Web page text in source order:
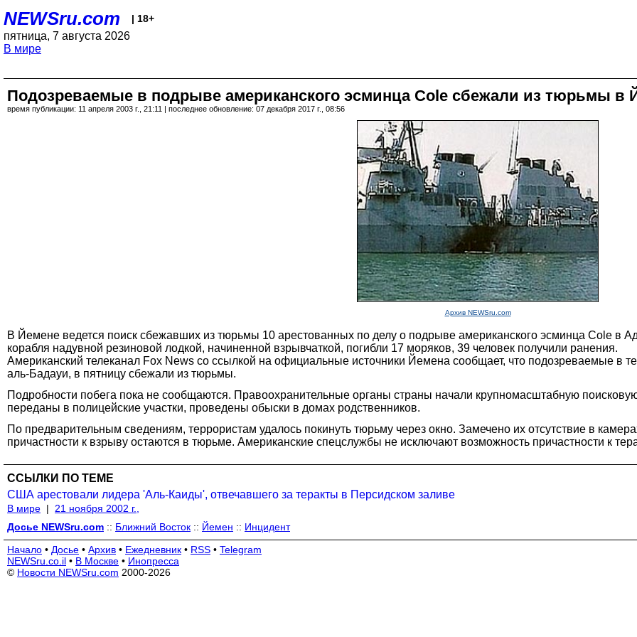
NEWSru.com | 18+
пятница, 7 августа 2026
В мире
Подозреваемые в подрыве американского эсминца Cole сбежали из тюрьмы в
время публикации: 11 апреля 2003 г., 21:11 | последнее обновление: 07 декабря 2017 г., 08:56
Архив NEWSru.com
В Йемене ведется поиск сбежавших из тюрьмы 10 арестованных по делу о подрыве американского эсминца Cole в
корабля надувной резиновой лодкой, начиненной взрывчаткой, погибли 17 моряков, 39 человек получили ранения.
Американский телеканал Fox News со ссылкой на официальные источники Йемена сообщает, что подозреваемые в
аль-Бадауи, в пятницу сбежали из тюрьмы.
Подробности побега пока не сообщаются. Правоохранительные органы страны начали крупномасштабную
переданы в полицейские участки, проведены обыски в домах родственников.
По предварительным сведениям, террористам удалось покинуть тюрьму через окно. Замечено их отсутствие в
причастности к взрыву остаются в тюрьме. Американские спецслужбы не исключают возможность причастности к
ССЫЛКИ ПО ТЕМЕ
США арестовали лидера 'Аль-Каиды', отвечавшего за теракты в Персидском заливе
В мире |
21 ноября 2002 г.,
Досье NEWSru.com :: Ближний Восток :: Йемен :: Инцидент
Начало • Досье • Архив • Ежедневник • RSS • Telegram
NEWSru.co.il • В Москве • Инопресса
© Новости NEWSru.com 2000-2026